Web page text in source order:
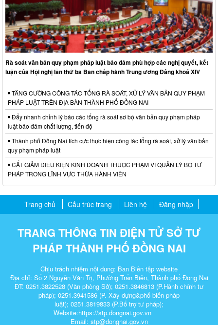
Rà soát văn bản quy phạm pháp luật bảo đảm phù hợp các nghị quyết, kết
luận của Hội nghị lần thứ ba Ban chấp hành Trung ương Đảng khoá XIV
TĂNG CƯỜNG CÔNG TÁC TỔNG RÀ SOÁT, XỬ LÝ VĂN BẢN QUY PHẠM
PHÁP LUẬT TRÊN ĐỊA BÀN THÀNH PHỐ ĐỒNG NAI
Đẩy nhanh chỉnh lý báo cáo tổng rà soát sơ bộ văn bản quy phạm pháp
luật bảo đảm chất lượng, tiến độ
Thành phố Đồng Nai tích cực thực hiện công tác tổng rà soát, xử lý văn bản
quy phạm pháp luật
CẮT GIẢM ĐIỀU KIỆN KINH DOANH THUỘC PHẠM VI QUẢN LÝ BỘ TƯ
PHÁP TRONG LĨNH VỰC THỪA HÀNH VIÊN
Trang chủ Cấu trúc trang Liên hệ Đăng nhập
TRANG THÔNG TIN ĐIỆN TỬ SỞ TƯ
PHÁP THÀNH PHỐ ĐỒNG NAI
Chịu trách nhiệm nội dung: Ban Biên tập website
Địa chỉ: Số 2 Nguyễn Văn Trị, Phường Trấn Biên, Thành phố Đồng Nai
ĐT: 0251.3822528 (Văn phòng Sở); 0251.3846813 (P.Hành chính tư
pháp); 0251.3941586 (P. Xây dựng&phổ biến pháp
luật); 0251.3819833 (P.Bổ trợ tư pháp);
Website:https://stp.dongnai.gov.vn
Email: stp@dongnai.gov.vn​